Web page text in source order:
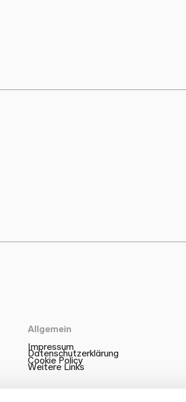
Allgemein
Impressum
Datenschutzerklärung
Cookie Policy
Weitere Links